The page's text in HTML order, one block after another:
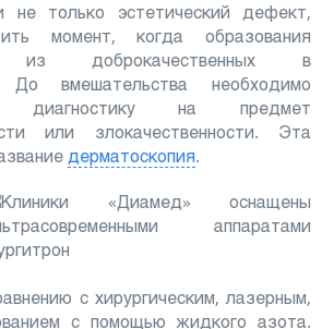
не только эстетический дефект,
момент, когда образования
из доброкачественных в
До вмешательства необходимо
диагностику на предмет
или злокачественности. Эта
дерматоскопия.
с хирургическим, лазерным,
с помощью жидкого азота.